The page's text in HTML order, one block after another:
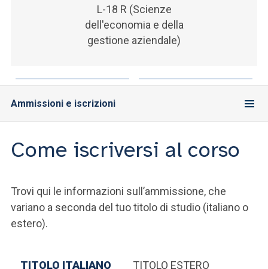
L-18 R (Scienze
dell'economia e della
gestione aziendale)
Ammissioni e iscrizioni
Come iscriversi al corso
Trovi qui le informazioni sull’ammissione, che
variano a seconda del tuo titolo di studio (italiano o
estero).
TITOLO ITALIANO TITOLO ESTERO